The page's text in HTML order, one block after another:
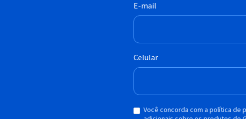
E-mail
Celular
Você concorda com a política de